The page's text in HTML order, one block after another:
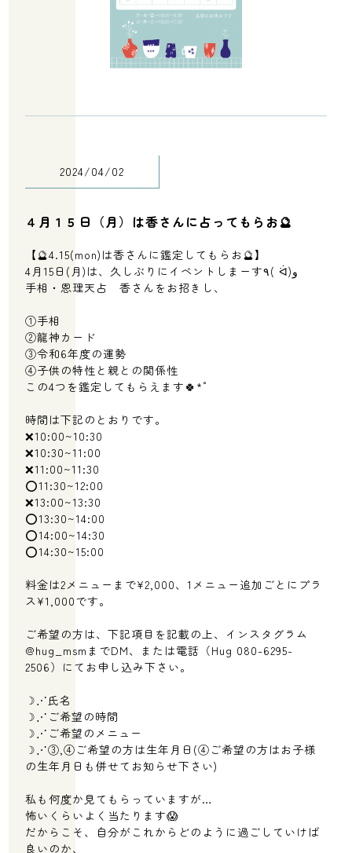
2024/04/02
４月１５日（月）は香さんに占ってもらお🔮
【🔮4.15(mon)は香さんに鑑定してもらお🔮】
4月15日(月)は、久しぶりにイベントしまーす٩( ᐛ)و
手相・恩理天占 香さんをお招きし、
①手相
②龍神カード
③令和6年度の運勢
④子供の特性と親との関係性
この4つを鑑定してもらえます🍀*゜
時間は下記のとおりです。
‪❌10:00~10:30
❌10:30~11:00
❌11:00~11:30
⭕️11:30~12:00
❌13:00~13:30
⭕️13:30~14:00
⭕️14:00~14:30
⭕️14:30~15:00
料金は2メニューまで¥2,000、1メニュー追加ごとにプラ
ス¥1,000です。
ご希望の方は、下記項目を記載の上、インスタグラム
@hug_msmまでDM、または電話（Hug 080-6295-
2506）にてお申し込み下さい。
☽⋰氏名
☽⋰ご希望の時間
☽⋰ご希望のメニュー
☽⋰③,④ご希望の方は生年月日(④ご希望の方はお子様
の生年月日も併せてお知らせ下さい)
私も何度か見てもらっていますが…
怖いくらいよく当たります😱
だからこそ、自分がこれからどのように過ごしていけば
良いのか、